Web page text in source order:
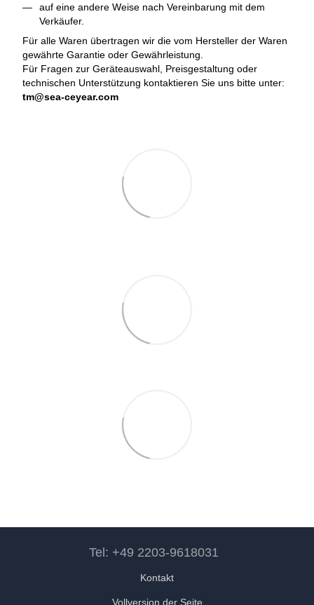
auf eine andere Weise nach Vereinbarung mit dem
Verkäufer.
Für alle Waren übertragen wir die vom Hersteller der Waren
gewährte Garantie oder Gewährleistung.
Für Fragen zur Geräteauswahl, Preisgestaltung oder
technischen Unterstützung kontaktieren Sie uns bitte unter:
tm@sea-ceyear.com
Tel: +49 2203-9618031
Kontakt
Vollversion der Seite